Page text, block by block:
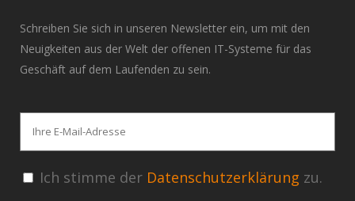
Schreiben Sie sich in unseren Newsletter ein, um mit den
Neuigkeiten aus der Welt der offenen IT-Systeme für das
Geschäft auf dem Laufenden zu sein.
Ich stimme der Datenschutzerklärung zu.